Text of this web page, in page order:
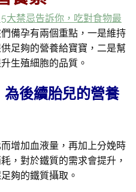
大禁忌告訴你，吃對食物最
備孕有兩個重點，一是維持
足夠的營養給寶寶，二是幫
生殖細胞的品質。
後續胎兒的營養
增加血液量，再加上分娩時
，對於鐵質的需求會提升，
夠的鐵質攝取。